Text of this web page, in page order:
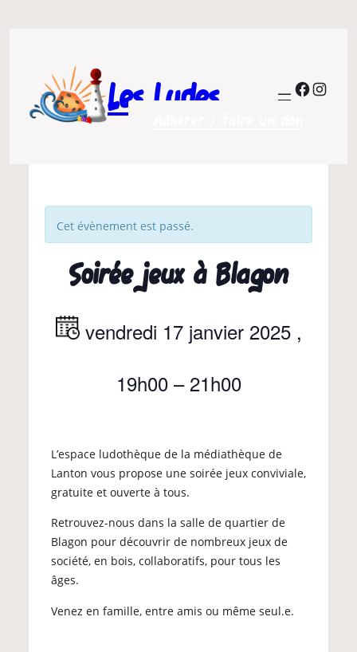
Les Ludes
Cet évènement est passé.
Soirée jeux à Blagon
vendredi 17 janvier 2025 ,
19h00 –21h00
L’espace ludothèque de la médiathèque de
Lanton vous propose une soirée jeux conviviale,
gratuite et ouverte à tous.
Retrouvez-nous dans la salle de quartier de
Blagon pour découvrir de nombreux jeux de
société, en bois, collaboratifs, pour tous les
âges.
Venez en famille, entre amis ou même seul.e.